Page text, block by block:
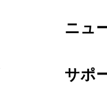
ニュ
サポ